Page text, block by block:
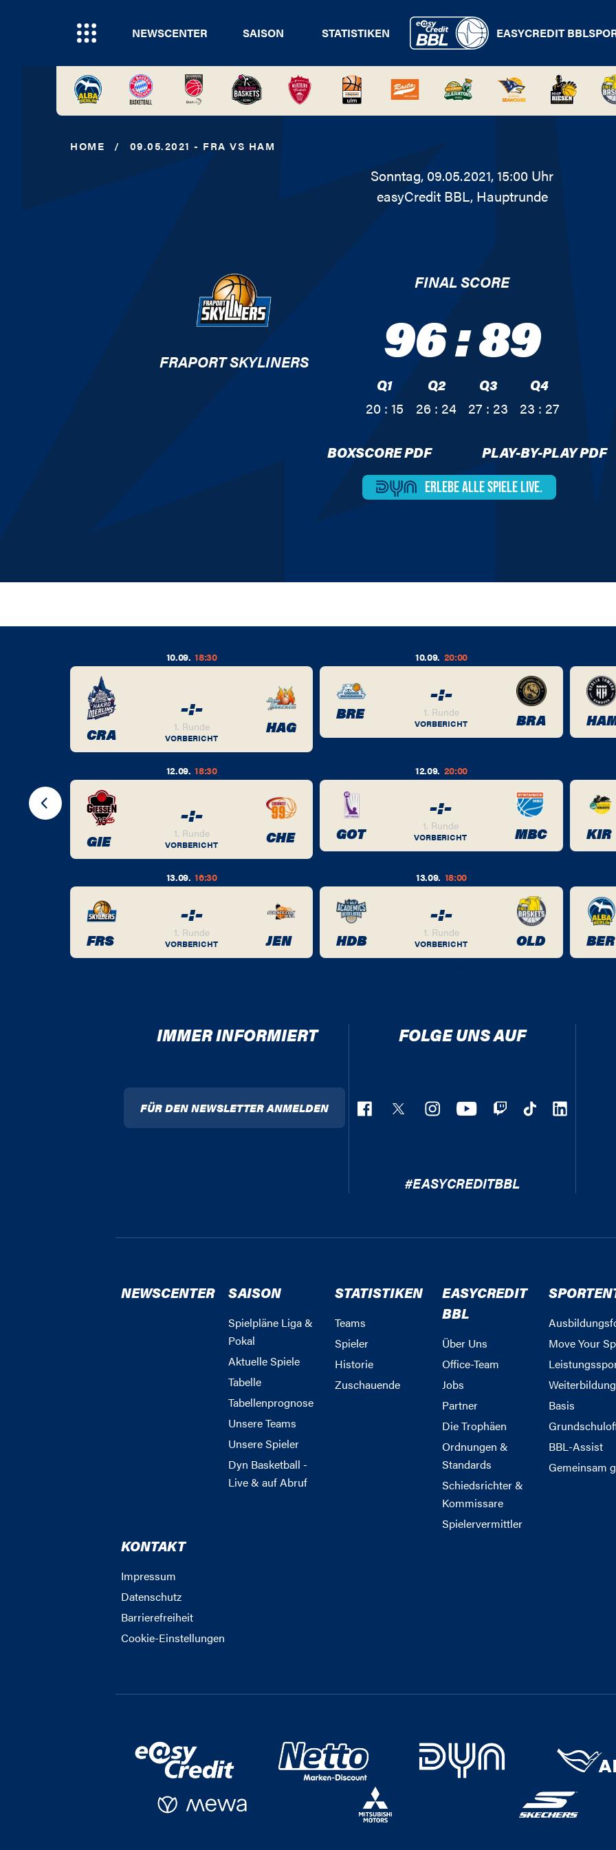
NEWSCENTER SAISON STATISTIKEN EASYCREDIT BBL
HOME / 09.05.2021 - FRA VS HAM
Sonntag, 09.05.2021, 15:00 Uhr
easyCredit BBL, Hauptrunde
FRAPORT SKYLINERS
FINAL SCORE
96:89
Q1
20 : 15
Q2
26 : 24
Q3
27 : 23
Q4
23 : 27
BOXSCORE PDF PLAY-BY-PLAY PDF
ERLEBE ALLESPIELE LIVE.
BER
10.09. 18:30
CRA
-:-
1. Runde
VORBERICHT
HAG
10.09. 20:00
BRE
-:-
1. Runde
VORBERICHT BRA
12.09. 18:30
GIE
-:-
1. Runde
VORBERICHT CHE
12.09. 20:00
GOT
-:-
1. Runde
VORBERICHT MBC KIR
13.09. 16:30
FRS
-:-
1. Runde
VORBERICHT JEN
13.09. 18:00
HDB
-:-
1. Runde
VORBERICHT OLD BER
IMMER INFORMIERT
FÜR DEN NEWSLETTER ANMELDEN
FOLGE UNS AUF
#EASYCREDITBBL
NEWSCENTER SAISON
Spielpläne Liga &
Pokal
Aktuelle Spiele
Tabelle
Tabellenprognose
Unsere Teams
Unsere Spieler
Dyn Basketball -
Live & auf Abruf
STATISTIKEN
Teams
Spieler
Historie
Zuschauende
EASYCREDIT
BBL
Über Uns
Office-Team
Jobs
Partner
Die Trophäen
Ordnungen &
Standards
Schiedsrichter &
Kommissare
Spielervermittler
Move Your
Weiterbildung
Basis
BBL-Assist
Gemeinsam
KONTAKT
Impressum
Datenschutz
Barrierefreiheit
Cookie-Einstellungen